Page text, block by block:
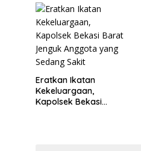
Program Kunjungan
Rumah
Eratkan Ikatan
Kekeluargaan,
Kapolsek Bekasi